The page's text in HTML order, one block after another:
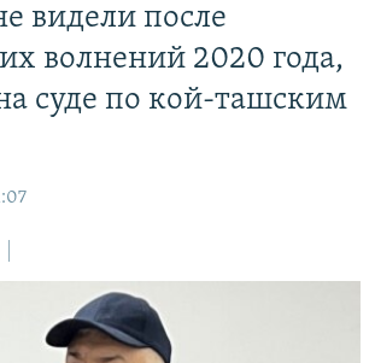
В СОЦСЕТЯХ
РС
видели после
волнений 2020 года,
суде по кой-ташским